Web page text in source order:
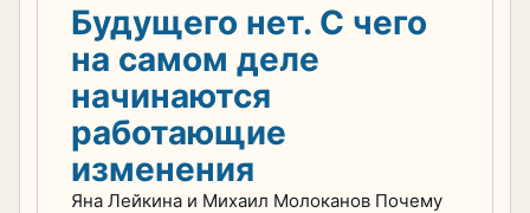
Будущего нет. С чего
на самом деле
начинаются
работающие
изменения
Яна Лейкина и Михаил Молоканов Почему